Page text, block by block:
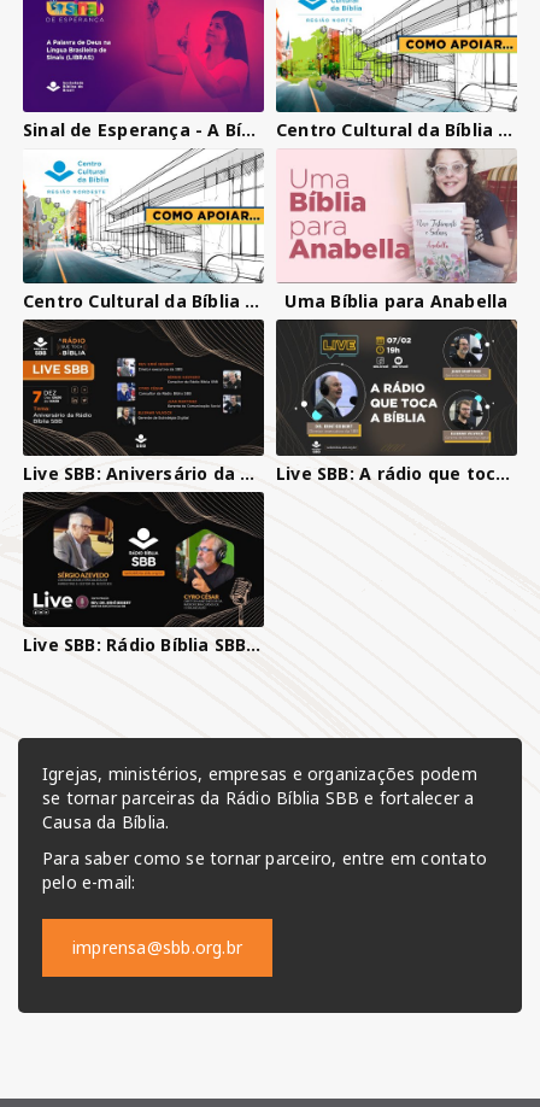
Sinal de Esperança - A Bíblia em Libras Centro Cultural da Bíblia - Região Norte
Centro Cultural da Bíblia Região Nordeste Uma Bíblia para Anabella
Live SBB: Aniversário da Rádio Bíblia SBB Live SBB: A rádio que toca a Bíblia e suas novidades
Live SBB: Rádio Bíblia SBB, a Rádio que toca a Bíblia, com Sérgio Azevedo e Cyro César
Igrejas, ministérios, empresas e organizações podem
se tornar parceiras da Rádio Bíblia SBB e fortalecer a
Causa da Bíblia.
Para saber como se tornar parceiro, entre em contato
pelo e-mail:
imprensa@sbb.org.br